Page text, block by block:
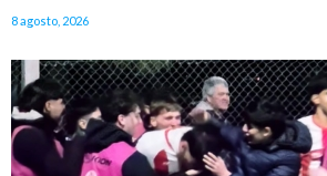
8 agosto, 2026